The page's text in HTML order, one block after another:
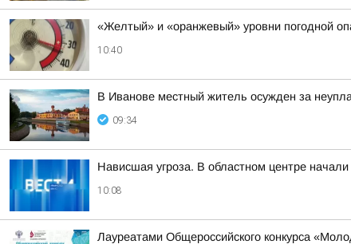
«Желтый» и «оранжевый» уровни погодной
10:40
В Иванове местный житель осужден за
09:34
Нависшая угроза. В областном центре
10:08
Лауреатами Общероссийского конкурса